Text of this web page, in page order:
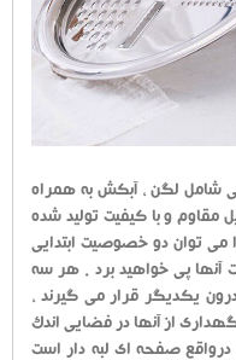
شامل لگن ، آبکش به همراه
و با کیفیت تولید شده
می توان دو خصوصیت ابتدایی
آنها پی خواهید برد . هر سه
و درون یکدیگر قرار می گیرند ،
از آنها در فضایی اندک
صفحه ای لبه دار است